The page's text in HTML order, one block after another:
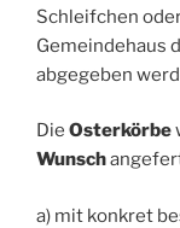
Schleifchen
Gemeindehaus
abgegeben
Die Osterkörbe
Wunsch
a) mit konkret